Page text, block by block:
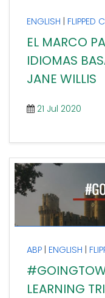
La enseñanza
extranjera
que la
en nuestra
las propuestas
ENGLISH FLIPPED
EL MARCO
IDIOMAS
JANE WILLIS
21 Jul 2020
As a vocational
always been
culture and
students’
ABP ENGLISH
LEARNING